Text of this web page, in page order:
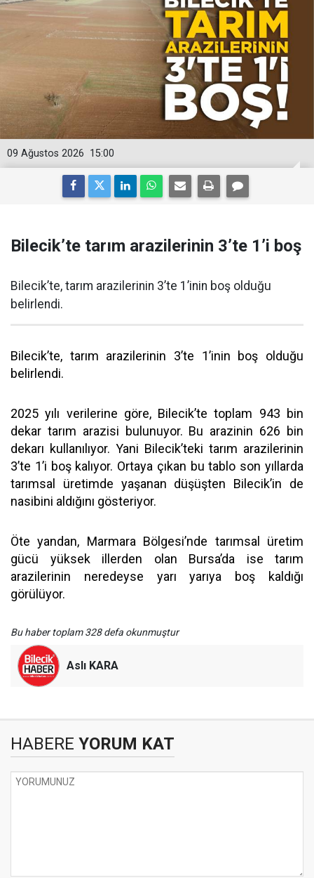
15:00
09 Ağustos 2026
Bilecik’te tarım arazilerinin 3’te 1’i boş
Bilecik’te, tarım arazilerinin 3’te 1’inin boş olduğu
belirlendi.
Bilecik’te, tarım arazilerinin 3’te 1’inin boş olduğu
belirlendi.
2025 yılı verilerine göre, Bilecik’te toplam 943 bin
dekar tarım arazisi bulunuyor. Bu arazinin 626 bin
dekarı kullanılıyor. Yani Bilecik’teki tarım arazilerinin
3’te 1’i boş kalıyor. Ortaya çıkan bu tablo son yıllarda
tarımsal üretimde yaşanan düşüşten Bilecik’in de
nasibini aldığını gösteriyor.
Öte yandan, Marmara Bölgesi’nde tarımsal üretim
gücü yüksek illerden olan Bursa’da ise tarım
arazilerinin neredeyse yarı yarıya boş kaldığı
görülüyor.
Bu haber toplam 328 defa okunmuştur
Aslı KARA
HABERE YORUM KAT